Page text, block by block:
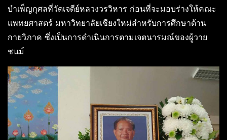
บำเพ็ญกุศลที่วัดเจดีย์หลวงวรวิหาร ก่อนที่จะมอบร่างให้คณะ
แพทยศาสตร์ มหาวิทยาลัยเชียงใหม่สำหรับการศึกษาด้าน
กายวิภาค ซึ่งเป็นการดำเนินการตามเจตนารมณ์ของผู้วาย
ชนม์